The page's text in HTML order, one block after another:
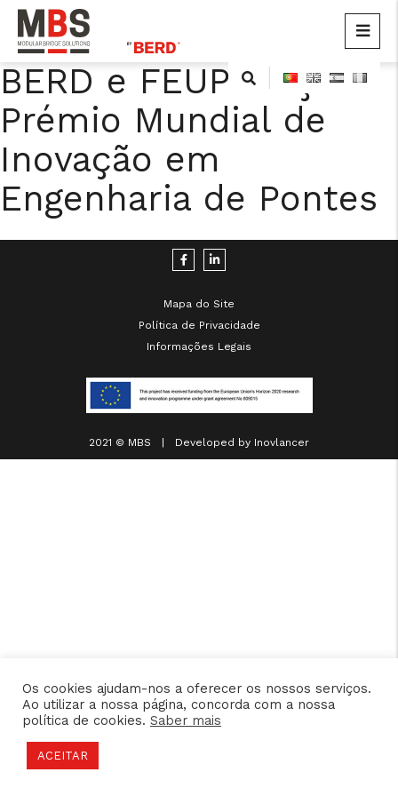
Skip
to
content
MBS
Modular Bridge Solutions
BERD e FEUP lançam
Prémio Mundial de
Inovação em
Engenharia de Pontes
Mapa do Site
Política de Privacidade
Informações Legais
2021 © MBS | Developed by Inovlancer
Os cookies ajudam-nos a oferecer os nossos serviços.
Ao utilizar a nossa página, concorda com a nossa
política de cookies. Saber mais
ACEITAR